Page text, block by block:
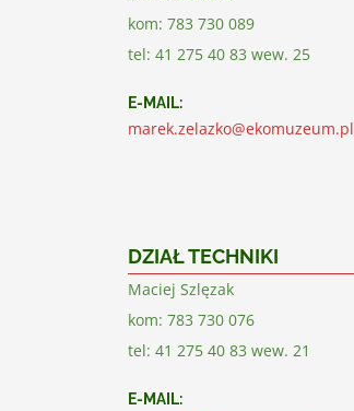
kom: 783 730 089
tel: 41 275 40 83 wew. 25
E-MAIL:
marek.zelazko@ekomuzeum.pl
DZIAŁ TECHNIKI
Maciej Szlęzak
kom: 783 730 076
tel: 41 275 40 83 wew. 21
E-MAIL: